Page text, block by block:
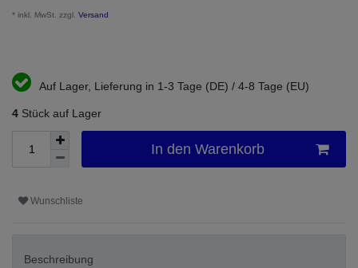
* inkl. MwSt. zzgl. Versand
Auf Lager, Lieferung in 1-3 Tage (DE) / 4-8 Tage (EU)
4 Stück auf Lager
In den Warenkorb
Wunschliste
Beschreibung